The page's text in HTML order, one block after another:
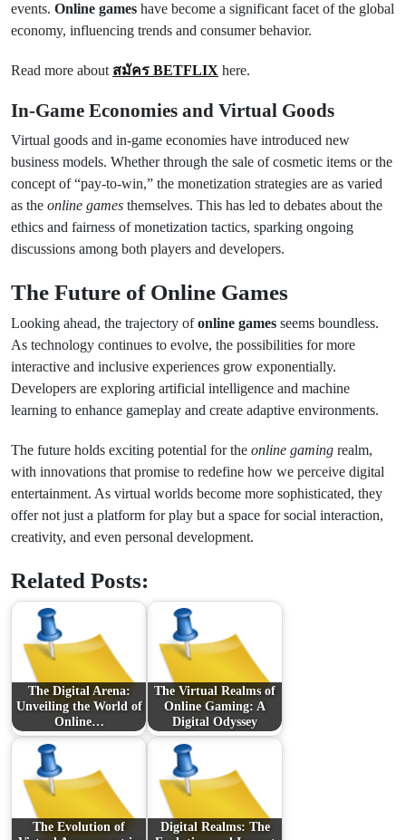
events. Online games have become a significant facet of the global
economy, influencing trends and consumer behavior.
Read more about สมัคร BETFLIX here.
In-Game Economies and Virtual Goods
Virtual goods and in-game economies have introduced new
business models. Whether through the sale of cosmetic items or the
concept of “pay-to-win,” the monetization strategies are as varied
as the online games themselves. This has led to debates about the
ethics and fairness of monetization tactics, sparking ongoing
discussions among both players and developers.
The Future of Online Games
Looking ahead, the trajectory ofonline games seems boundless.
As technology continues to evolve, the possibilities for more
interactive and inclusive experiences grow exponentially.
Developers are exploring artificial intelligence and machine
learning to enhance gameplay and create adaptive environments.
The future holds exciting potential for the online gaming realm,
with innovations that promise to redefine how we perceive digital
entertainment. As virtual worlds become more sophisticated, they
offer not just a platform for play but a space for social interaction,
creativity, and even personal development.
Related Posts:
The Digital Arena:
Unveiling the World of
Online…
The Virtual Realms of
Online Gaming: A
Digital Odyssey
The Evolution of
Digital Realms: The